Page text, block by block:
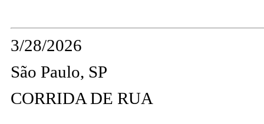
3/28/2026
São Paulo, SP
CORRIDA DE RUA